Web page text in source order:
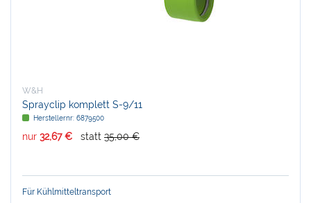
W&H
Sprayclip komplett S-9/11
Herstellernr: 6879500
nur 32,67 € statt 35,00 €
Für Kühlmitteltransport